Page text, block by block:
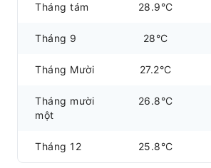
Tháng tám 28.9°C
Tháng 9 28°C
Tháng Mười 27.2°C
Tháng mười
một
26.8°C
Tháng 12 25.8°C